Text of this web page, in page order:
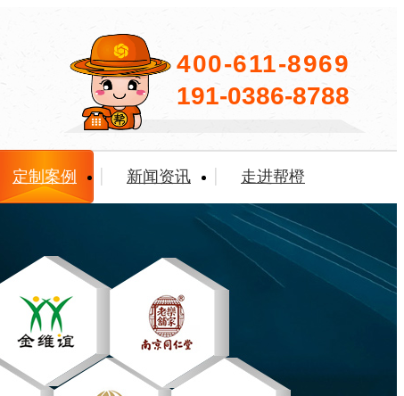
400-611-8969
191-0386-8788
定制案例 新闻资讯 走进帮橙